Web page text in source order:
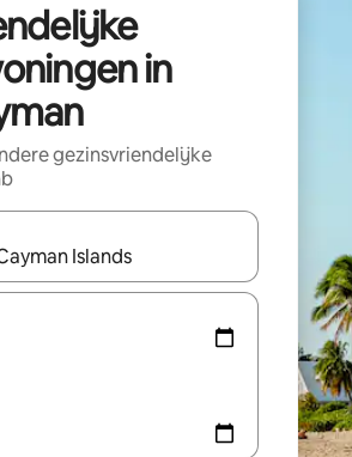
in
gezinsvriendelijke
beschikbaar zijn, maak je een keuze